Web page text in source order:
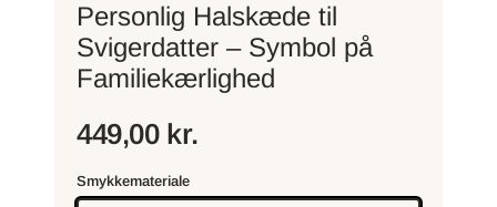
Personlig Halskæde til
Svigerdatter – Symbol på
Familiekærlighed
449,00 kr.
Smykkemateriale